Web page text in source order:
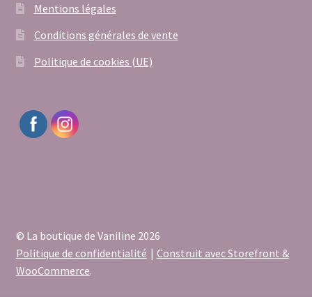
Mentions légales
Conditions générales de vente
Politique de cookies (UE)
© La boutique de Vaniline 2026
Politique de confidentialité
Construit avec Storefront &
WooCommerce.